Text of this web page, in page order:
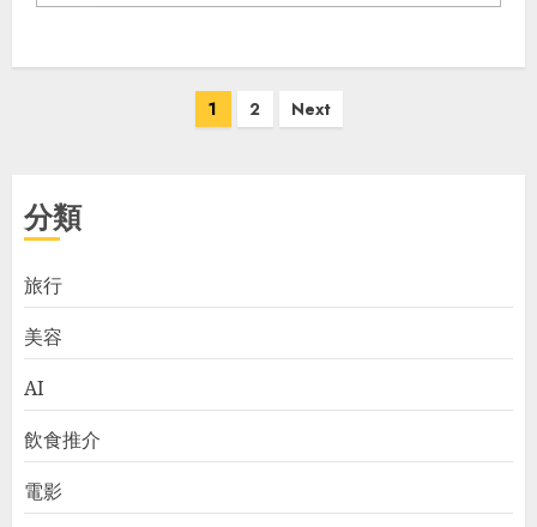
1 2 Next
分類
旅行
美容
AI
飲食推介
電影